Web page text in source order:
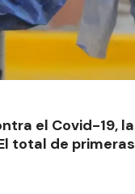
el Covid-19, la
total de primeras